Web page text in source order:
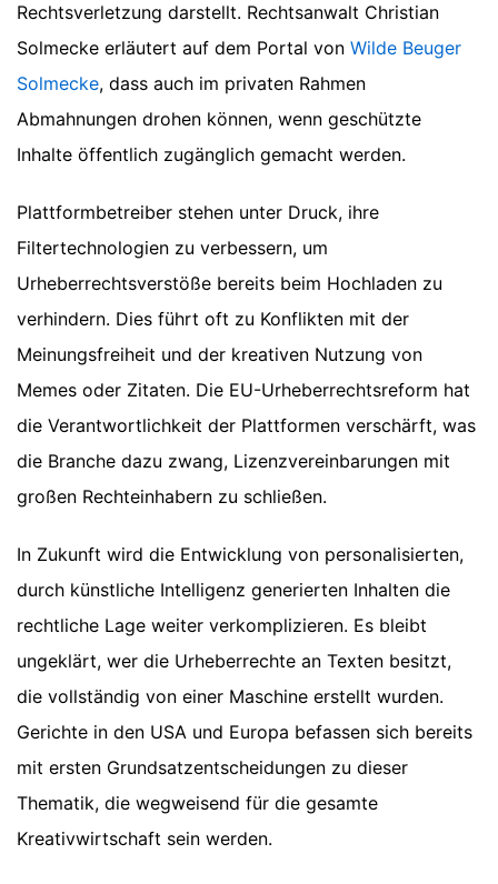
Rechtsverletzung darstellt. Rechtsanwalt Christian
Solmecke erläutert auf dem Portal von Wilde Beuger
Solmecke, dass auch im privaten Rahmen
Abmahnungen drohen können, wenn geschützte
Inhalte öffentlich zugänglich gemacht werden.
Plattformbetreiber stehen unter Druck, ihre
Filtertechnologien zu verbessern, um
Urheberrechtsverstöße bereits beim Hochladen zu
verhindern. Dies führt oft zu Konflikten mit der
Meinungsfreiheit und der kreativen Nutzung von
Memes oder Zitaten. Die EU-Urheberrechtsreform hat
die Verantwortlichkeit der Plattformen verschärft, was
die Branche dazu zwang, Lizenzvereinbarungen mit
großen Rechteinhabern zu schließen.
In Zukunft wird die Entwicklung von personalisierten,
durch künstliche Intelligenz generierten Inhalten die
rechtliche Lage weiter verkomplizieren. Es bleibt
ungeklärt, wer die Urheberrechte an Texten besitzt,
die vollständig von einer Maschine erstellt wurden.
Gerichte in den USA und Europa befassen sich bereits
mit ersten Grundsatzentscheidungen zu dieser
Thematik, die wegweisend für die gesamte
Kreativwirtschaft sein werden.